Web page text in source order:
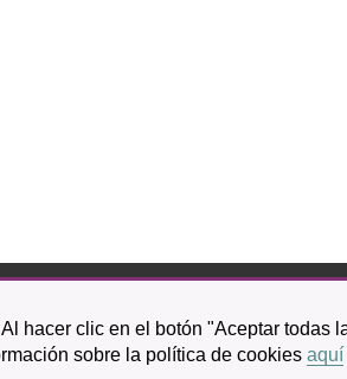
hacer clic en el botón "Aceptar
sobre la política de cookies aquí